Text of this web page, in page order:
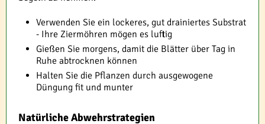
Verwenden Sie ein lockeres, gut drainiertes Substrat
- Ihre Ziermöhren mögen es luftig
Gießen Sie morgens, damit die Blätter über Tag in
Ruhe abtrocknen können
Halten Sie die Pflanzen durch ausgewogene
Düngung fit und munter
Natürliche Abwehrstrategien